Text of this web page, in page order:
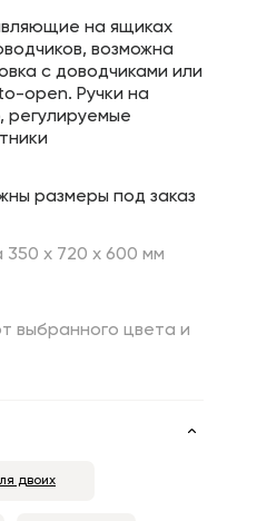
на ящиках
возможна
с доводчиками или
open. Ручки на
регулируемые
размеры под заказ
х 720 х 600 мм
выбранного цвета и
двоих